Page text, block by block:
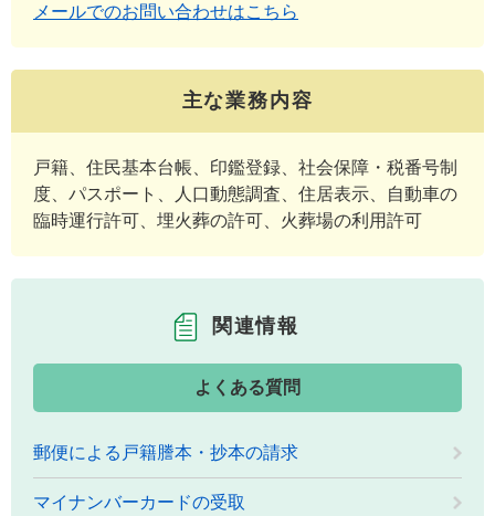
メールでのお問い合わせはこちら
主な業務内容
戸籍、住民基本台帳、印鑑登録、社会保障・税番号制
度、パスポート、人口動態調査、住居表示、自動車の
臨時運行許可、埋火葬の許可、火葬場の利用許可
関連情報
よくある質問
郵便による戸籍謄本・抄本の請求
マイナンバーカードの受取